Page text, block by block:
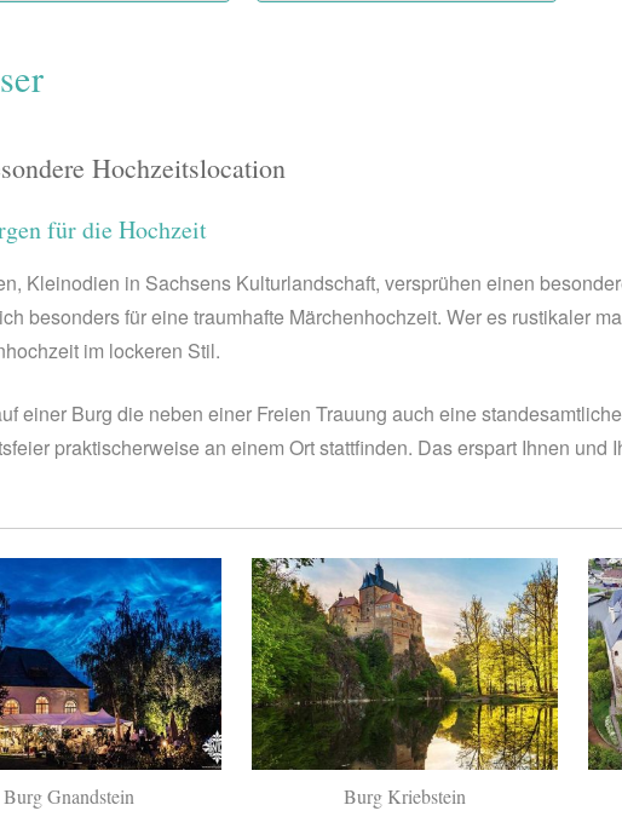
Hochzeitslocation
für die Hochzeit
Kleinodien in Sachsens Kulturlandschaft, versprühen einen
besonders für eine traumhafte Märchenhochzeit. Wer es rustikaler
im lockeren Stil.
einer Burg die neben einer Freien Trauung auch eine
praktischerweise an einem Ort stattfinden. Das erspart Ihnen und
Burg Gnandstein Burg Kriebstein